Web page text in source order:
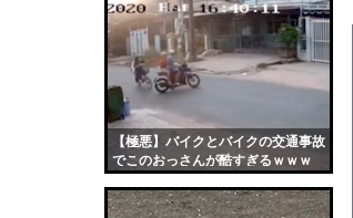
【極悪】バイクとバイクの交通事故
でこのおっさんが酷すぎるｗｗｗ